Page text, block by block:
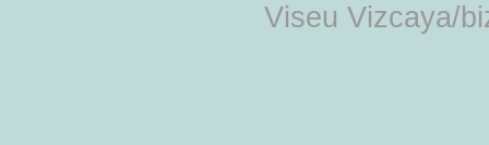
Viseu Vizcaya/